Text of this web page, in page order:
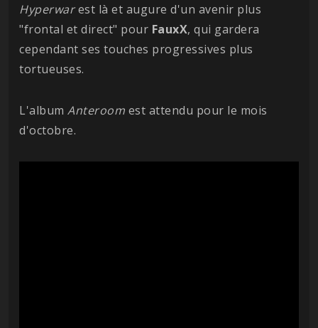
Hyperwarest là et augure d'un avenir plus
"frontal et direct" pour FauxX, qui gardera
cependant ses touches progressives plus
tortueuses.
L'album Anteroom est attendu pour le mois
d'octobre.